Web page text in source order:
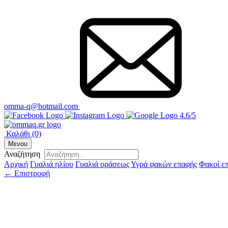
omma-q@hotmail.com
4.6/5
Καλάθι (0)
Μενου
Αναζήτηση
Αρχική Γυαλιά ηλίου Γυαλιά οράσεωςΥγρά φακών επαφής Φακοί
← Επιστροφή